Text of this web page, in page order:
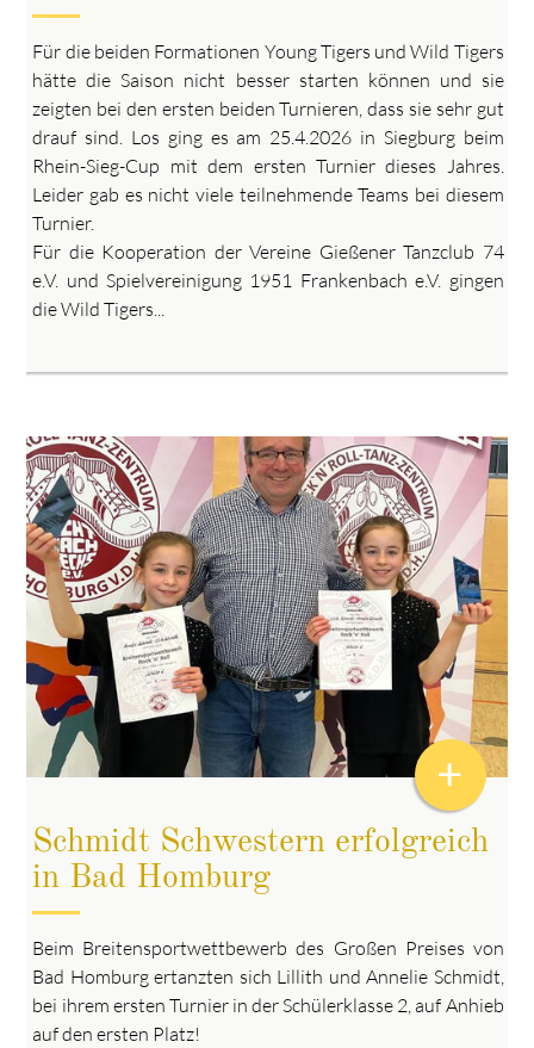
Für die beiden Formationen Young Tigers und Wild Tigers
hätte die Saison nicht besser starten können und sie
zeigten bei den ersten beiden Turnieren, dass sie sehr gut
drauf sind. Los ging es am 25.4.2026 in Siegburg beim
Rhein-Sieg-Cup mit dem ersten Turnier dieses Jahres.
Leider gab es nicht viele teilnehmende Teams bei diesem
Turnier.
Für die Kooperation der Vereine Gießener Tanzclub 74
e.V. und Spielvereinigung 1951 Frankenbach e.V. gingen
die Wild Tigers...
Schmidt Schwestern erfolgreich
in Bad Homburg
Beim Breitensportwettbewerb des Großen Preises von
Bad Homburg ertanzten sich Lillith und Annelie Schmidt,
bei ihrem ersten Turnier in der Schülerklasse 2, auf Anhieb
auf den ersten Platz!
+